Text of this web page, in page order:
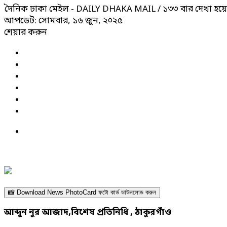
দৈনিক ঢাকা মেইল - DAILY DHAKA MAIL/ ১৩৩ বার দেখা
আপডেট: সোমবার, ১৬ জুন, ২০২৫
শেয়ার করুন
📸 Download News PhotoCard ফটো কার্ড ডাউনলোড করুন
আব্দুন নুর আজাদ,বিশেষ প্রতিনিধি , ঠাকুরগাঁও